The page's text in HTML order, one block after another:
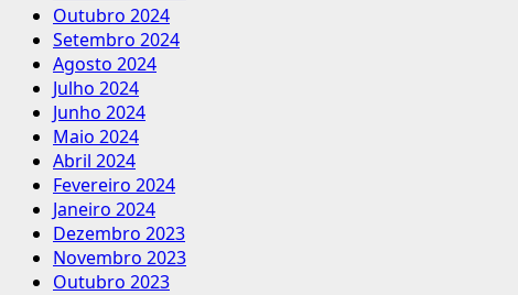
Outubro 2024
Setembro 2024
Agosto 2024
Julho 2024
Junho 2024
Maio 2024
Abril 2024
Fevereiro 2024
Janeiro 2024
Dezembro 2023
Novembro 2023
Outubro 2023